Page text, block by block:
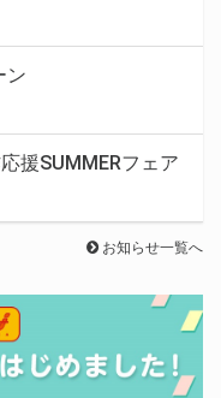
ン
援SUMMERフェア
お知らせ一覧へ